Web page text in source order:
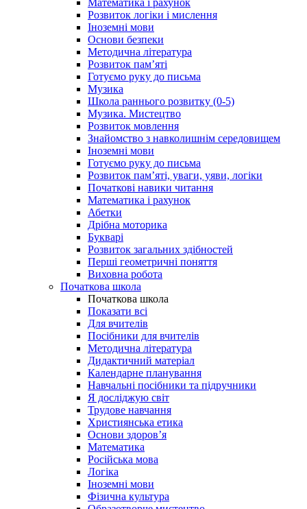
Математика і рахунок
Розвиток логіки і мислення
Іноземні мови
Основи безпеки
Методична література
Розвиток пам’яті
Готуємо руку до письма
Музика
Школа раннього розвитку (0-5)
Музика. Мистецтво
Розвиток мовлення
Знайомство з навколишнім середовищем
Іноземні мови
Готуємо руку до письма
Розвиток пам’яті, уваги, уяви, логіки
Початкові навики читання
Математика і рахунок
Абетки
Дрібна моторика
Букварі
Розвиток загальних здібностей
Перші геометричні поняття
Виховна робота
Початкова школа
Початкова школа
Показати всі
Для вчителів
Посібники для вчителів
Методична література
Дидактичний матеріал
Календарне планування
Навчальні посібники та підручники
Я досліджую світ
Трудове навчання
Християнська етика
Основи здоров’я
Математика
Російська мова
Логіка
Іноземні мови
Фізична культура